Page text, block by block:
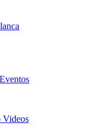
Eventos
Videos